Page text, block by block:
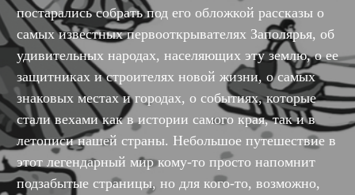
постарались собрать под его обложкой рассказы о
самых известных первооткрывателях Заполярья, об
удивительных народах, населяющих эту землю, о ее
защитниках и строителях новой жизни, о самых
знаковых местах и городах, о событиях, которые
стали вехами как в истории самого края, так и в
летописи нашей страны. Небольшое путешествие в
этот легендарный мир кому-то просто напомнит
подзабытые страницы, но для кого-то, возможно,